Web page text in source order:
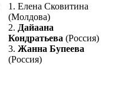
1. Елена Сковитина
(Молдова)
2. Дайаана
Кондратьева (Россия)
3. Жанна Бупеева
(Россия)